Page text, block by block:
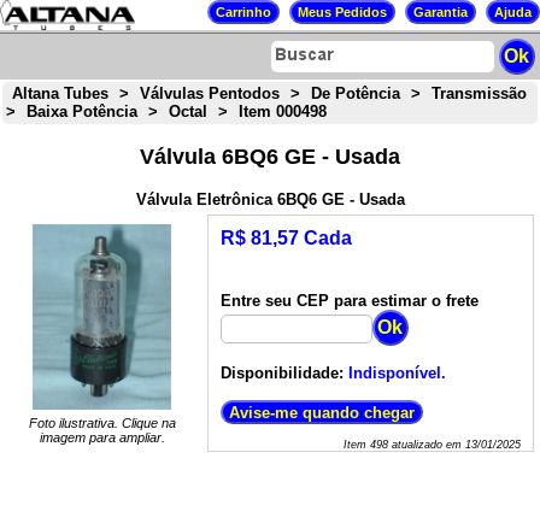
Altana Tubes > Válvulas Pentodos > De Potência >
Transmissão
>
Baixa Potência > Octal > Item 000498
Válvula 6BQ6 GE - Usada
Válvula Eletrônica 6BQ6 GE - Usada
Foto ilustrativa. Clique na
imagem para ampliar.
R$ 81,57 Cada
Entre seu CEP para estimar o frete
Disponibilidade: Indisponível.
Item 498atualizado em 13/01/2025